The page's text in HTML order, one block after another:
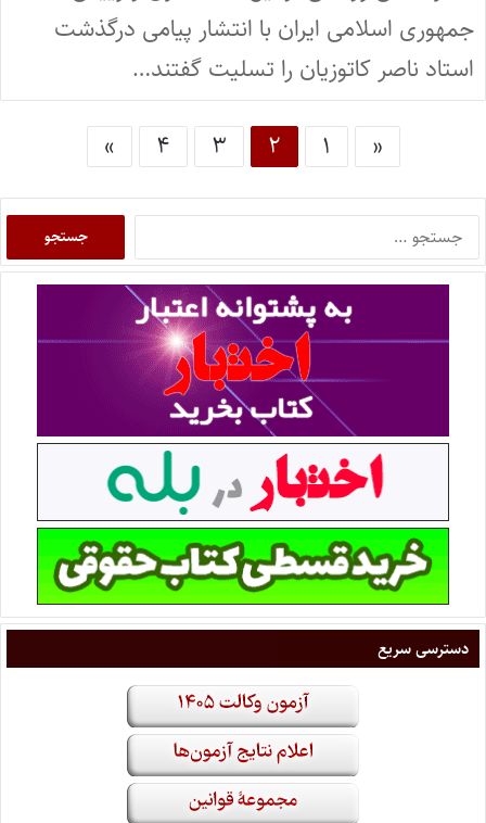
جمهوری اسلامی ایران با انتشار پیامی درگذشت
استاد ناصر کاتوزیان را تسلیت گفتند…
« ۱ ۲ ۳ ۴ »
دسترسی سریع